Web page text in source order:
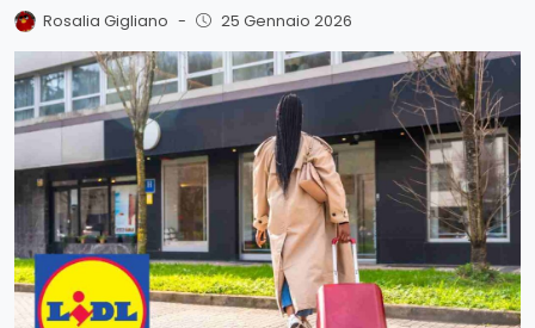
Rosalia Gigliano - 25 Gennaio 2026